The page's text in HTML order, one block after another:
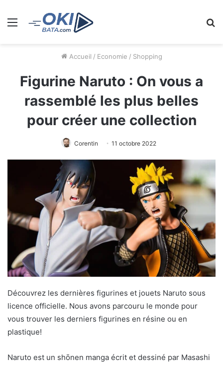
Menu
Accueil / Economie / Shopping
Figurine Naruto : On vous a
rassemblé les plus belles
pour créer une collection
Corentin 11 octobre 2022
Découvrez les dernières figurines et jouets Naruto sous
licence officielle. Nous avons parcouru le monde pour
vous trouver les derniers figurines en résine ou en
plastique!
Naruto est un shōnen manga écrit et dessiné par Masashi